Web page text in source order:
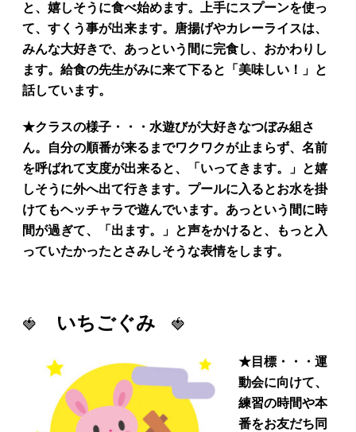
と、嬉しそうに食べ始めます。上手にスプーンを使っ
て、すくう事が出来ます。唐揚げやカレーライスは、
みんな大好きで、あっという間に完食し、おかわりし
ます。給食の先生がみに来て下ると「美味しい！」と
話しています。
★クラスの様子・・・水遊びが大好きなつぼみ組さ
ん。自分の順番が来るまでワクワクが止まらず、名前
を呼ばれて支度が出来ると、「いってきます。」と嬉
しそうに外へ出て行きます。プールに入るとお水を掛
けてもヘッチャラで遊んでいます。あっという間に時
間が過ぎて、「出ます。」と声をかけると、もっと入
っていたかったとさみしそうな表情をします。
🍓 いちごぐみ 🍓
★目標・・・運
動会に向けて、
練習の時間や本
番をお友だち同